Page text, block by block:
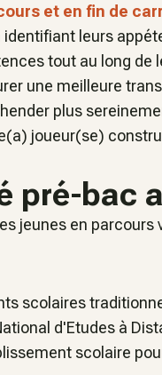
et en fin de
identifiant leurs
tout au long de
une meilleure
plus
joueur(se)
pré-bac
jeunes en
scolaires
d'Etudes à
scolaire